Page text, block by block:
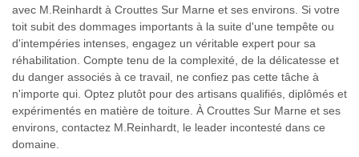
avec M.Reinhardt à Crouttes Sur Marne et ses environs. Si votre
toit subit des dommages importants à la suite d'une tempête ou
d'intempéries intenses, engagez un véritable expert pour sa
réhabilitation. Compte tenu de la complexité, de la délicatesse et
du danger associés à ce travail, ne confiez pas cette tâche à
n'importe qui. Optez plutôt pour des artisans qualifiés, diplômés et
expérimentés en matière de toiture. À Crouttes Sur Marne et ses
environs, contactez M.Reinhardt, le leader incontesté dans ce
domaine.